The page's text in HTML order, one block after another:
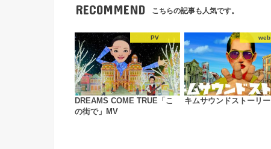
RECOMMEND こちらの記事も人気です。
PV
DREAMS COME TRUE「こ
の街で」MV
web
キムサウンドストーリー